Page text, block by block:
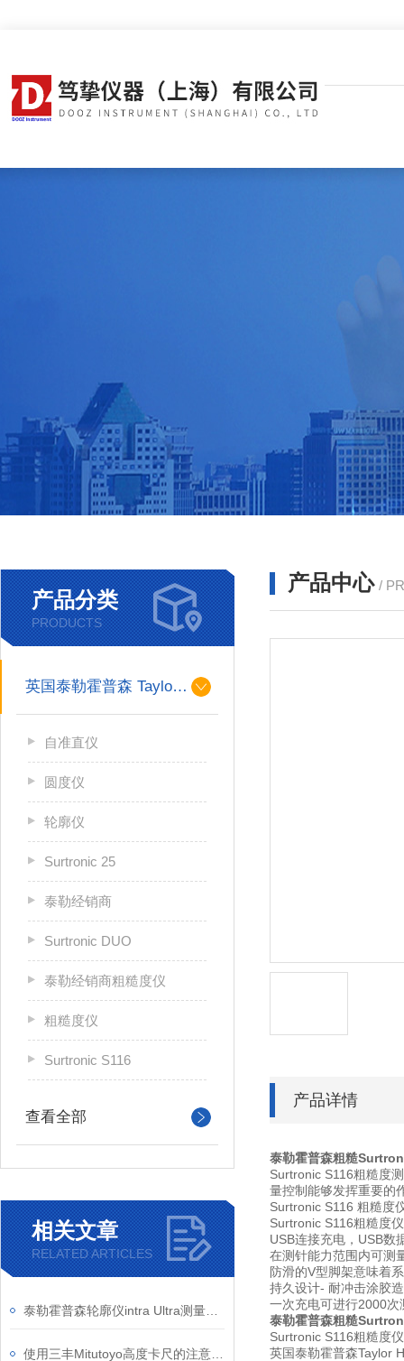
产品分类
PRODUCTS
英国泰勒霍普森 Taylor Hobson
自准直仪
圆度仪
轮廓仪
Surtronic 25
泰勒经销商
Surtronic DUO
泰勒经销商粗糙度仪
粗糙度仪
Surtronic S116
查看全部
相关文章
RELATED ARTICLES
产品中心 /
产品详情
泰勒霍普森粗糙
Surtronic S116粗糙度
量控制能够发挥重要的
Surtronic S116 粗糙度
Surtronic S116粗糙度
USB连接充电，USB数
在测针能力范围内可测
防滑的V型脚架意味着
持久设计- 耐冲击涂胶
一次充电可进行2000次
泰勒霍普森粗糙
Surtronic S116粗糙度仪
英国泰勒霍普森Taylor